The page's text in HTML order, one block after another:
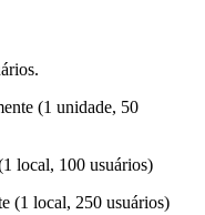
(1 unidade, 50
local, 100 usuários)
(1 local, 250 usuários)